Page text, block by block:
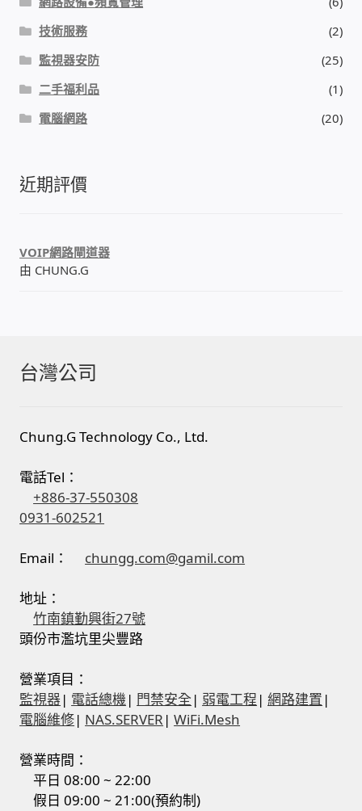
我的帳號
結帳
購物車
技術服務
(2)
監視器安防
(25)
二手福利品
(1)
電腦網路
(20)
近期評價
VOIP網路閘道器
由 CHUNG.G
台灣公司
Chung.G Technology Co., Ltd.
電話Tel：
+886-37-550308
0931-602521
Email： chungg.com@gamil.com
地址：
竹南鎮勤興街27號
頭份市濫坑里尖豐路
營業項目：
監視器| 電話總機| 門禁安全 | 弱電工程 |網路建置 |
電腦維修| NAS.SERVER |WiFi.Mesh
營業時間：
平日 08:00 ~ 22:00
假日 09:00 ~ 21:00(預約制)